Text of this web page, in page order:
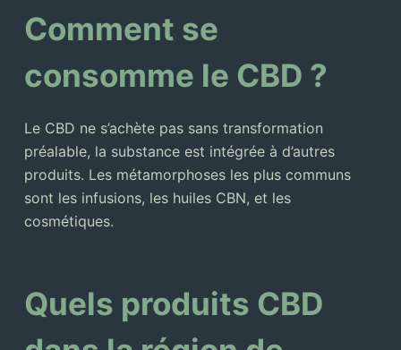
Comment se
consomme le CBD ?
Le CBD ne s’achète pas sans transformation
préalable, la substance est intégrée à d’autres
produits. Les métamorphoses les plus communs
sont les infusions, les huiles CBN, et les
cosmétiques.
Quels produits CBD